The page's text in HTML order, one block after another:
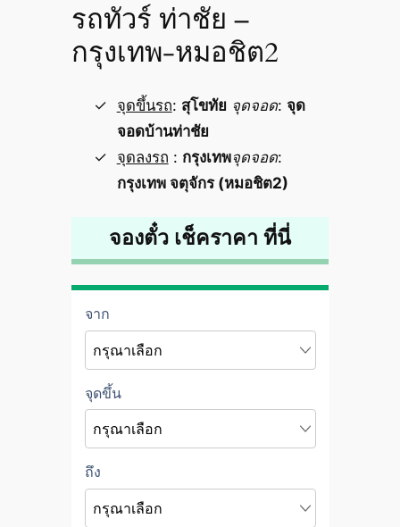
รถทัวร์ ท่าชัย –
กรุงเทพ-หมอชิต2
จุดขึ้นรถ: สุโขทัย จุดจอด: จุด
จอดบ้านท่าชัย
จุดลงรถ : กรุงเทพจุดจอด:
กรุงเทพ จตุจักร (หมอชิต2)
จองตั๋ว เช็คราคา ที่นี่